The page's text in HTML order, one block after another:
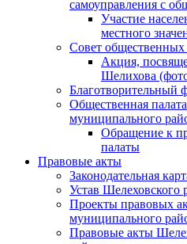
самоуправления с
Участие
местного
Совет
Акция,
Шелихова
Благотворительный
Общественная
муниципального
Обращение к
палаты
Правовые акты
Законодательная
Устав Шелеховского
Проекты правовых
муниципального
Правовые акты